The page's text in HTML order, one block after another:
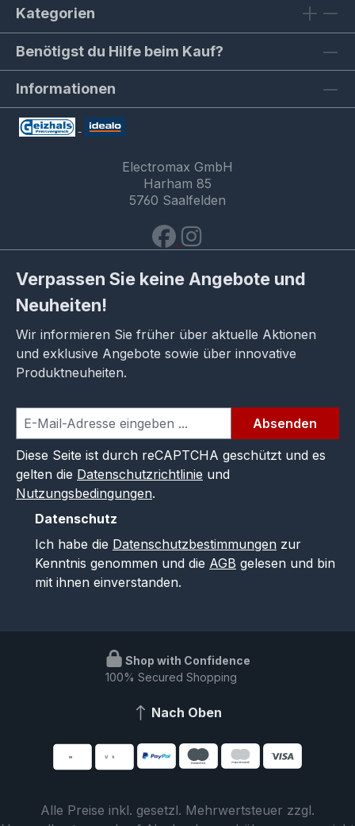
Kategorien
Benötigst du Hilfe beim Kauf?
Informationen
Electromax GmbH
Harham 85
5760 Saalfelden
Verpassen Sie keine Angebote und
Neuheiten!
Wir informieren Sie früher über aktuelle Aktionen
und exklusive Angebote sowie über innovative
Produktneuheiten.
Absenden
Diese Seite ist durch reCAPTCHA geschützt und es
gelten die Datenschutzrichtlinie und
Nutzungsbedingungen.
Datenschutz
Ich habe die Datenschutzbestimmungen zur
Kenntnis genommen und die AGB gelesen und bin
mit ihnen einverstanden.
Shop with Confidence
100% Secured Shopping
Nach Oben
Alle Preise inkl. gesetzl. Mehrwertsteuer zzgl.